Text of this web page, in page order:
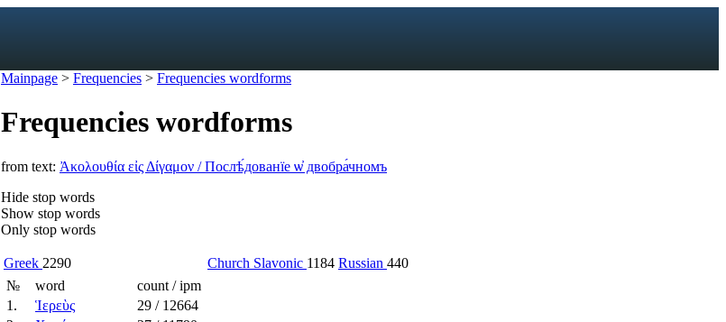
Mainpage > Frequencies > Frequencies wordforms
Frequencies wordforms
from text: Ἀκολουθία εἰς Δίγαμον /Послѣ́дованїе ѡ҆ двобра́чномъ
Hide stop words
Show stop words
Only stop words
Greek 2290 Church Slavonic 1184 Russian 440
№
word
count / ipm
1.
Ἱερεὺς 29 / 12664